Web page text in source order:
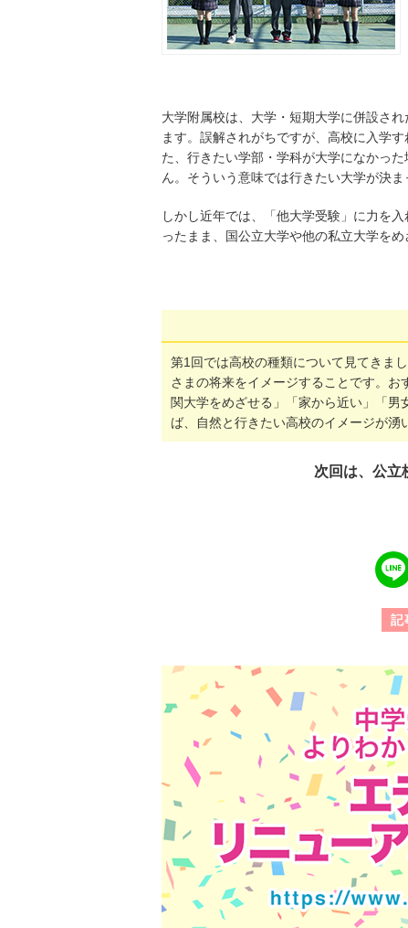
大学附属校は、大学・短期大学に併設さ
ます。誤解されがちですが、高校に入学
た、行きたい学部・学科が大学になかっ
ん。そういう意味では行きたい大学が決ま
しかし近年では、「他大学受験」に力を
ったまま、国公立大学や他の私立大学をめ
第1回では高校の種類について見てきま
さまの将来をイメージすることです。
関大学をめざせる」「家から近い」「
ば、自然と行きたい高校のイメージが湧
次回は、公立
line
で
記